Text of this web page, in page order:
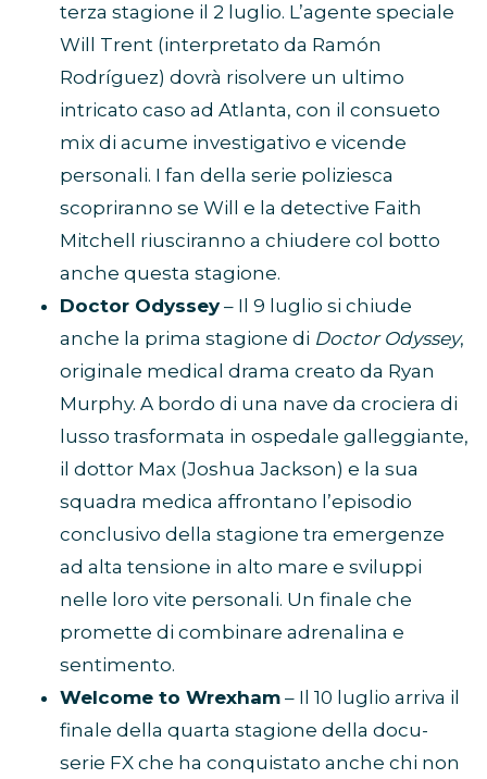
terza stagione il 2 luglio. L’agente speciale
Will Trent (interpretato da Ramón
Rodríguez) dovrà risolvere un ultimo
intricato caso ad Atlanta, con il consueto
mix di acume investigativo e vicende
personali. I fan della serie poliziesca
scopriranno se Will e la detective Faith
Mitchell riusciranno a chiudere col botto
anche questa stagione.
Doctor Odyssey– Il 9 luglio si chiude
anche la prima stagione di Doctor Odyssey,
originale medical drama creato da Ryan
Murphy. A bordo di una nave da crociera di
lusso trasformata in ospedale galleggiante,
il dottor Max (Joshua Jackson) e la sua
squadra medica affrontano l’episodio
conclusivo della stagione tra emergenze
ad alta tensione in alto mare e sviluppi
nelle loro vite personali. Un finale che
promette di combinare adrenalina e
sentimento.
Welcome to Wrexham – Il 10 luglio arriva il
finale della quarta stagione della docu-
serie FX che ha conquistato anche chi non